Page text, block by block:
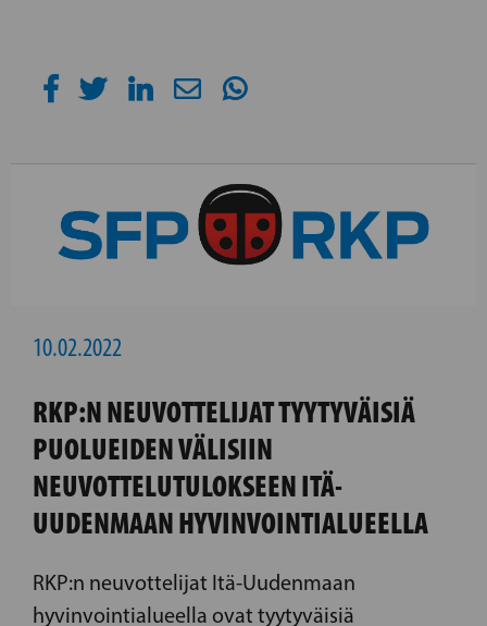
10.02.2022
RKP:N NEUVOTTELIJAT TYYTYVÄISIÄ
PUOLUEIDEN VÄLISIIN
NEUVOTTELUTULOKSEEN ITÄ-
UUDENMAAN HYVINVOINTIALUEELLA
RKP:n neuvottelijat Itä-Uudenmaan
hyvinvointialueella ovat tyytyväisiä